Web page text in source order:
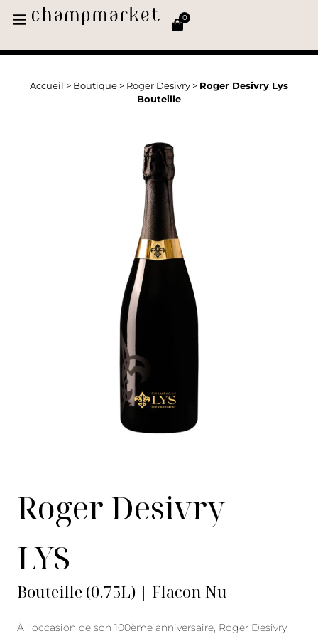
0
Accueil > Boutique > Roger Desivry > Roger Desivry Lys
Bouteille
Roger Desivry
LYS
Bouteille (0.75L) | Flacon Nu
À l’occasion de son 100ème anniversaire, Roger Desivry